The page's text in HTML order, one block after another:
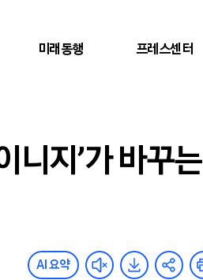
미래동행 프레스센터
니지’가 바꾸는
AI 요약